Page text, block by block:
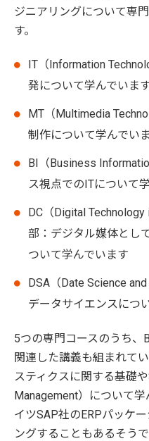
ジニアリングについて専
す。
IT（Information
発について学んでいま
MT（Multimedia
制作について学んでい
BI（Business
ス視点でのITについて
DC（Digital
部：デジタル媒体とし
ついて学んでいます
DSA（Date Science
データサイエンスにつ
5つの専門コースのうち、
関連した講義も組まれて
スティクスに関する基礎
Management）について
イツSAP社のERPパッケ
ングすることもあるそうで